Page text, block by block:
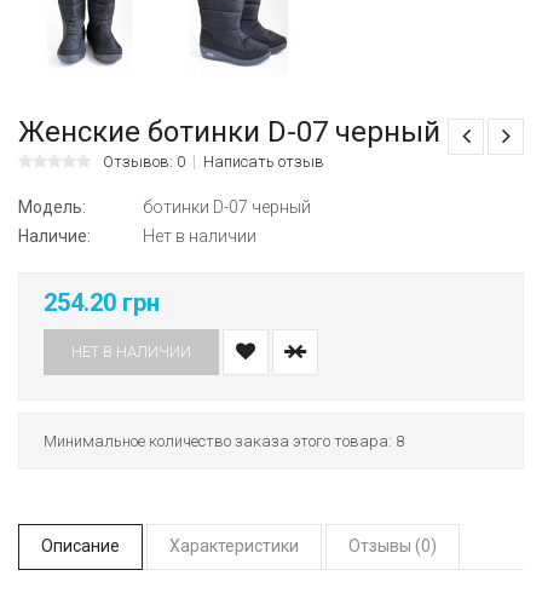
Женские ботинки D-07 черный
Отзывов: 0 Написать отзыв
Модель:
ботинки D-07 черный
Наличие:
Нет в наличии
254.20 грн
НЕТ В НАЛИЧИИ
Минимальное количество заказа этого товара: 8
Описание Характеристики Отзывы (0)